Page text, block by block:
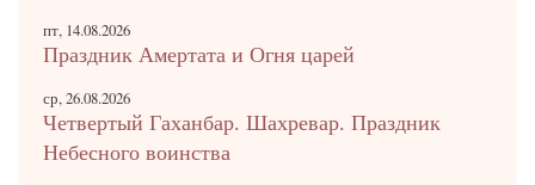
пт, 14.08.2026
Праздник Амертата и Огня царей
ср, 26.08.2026
Четвертый Гаханбар. Шахревар. Праздник
Небесного воинства